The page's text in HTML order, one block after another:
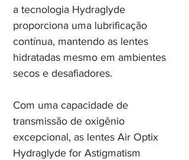
a tecnologia Hydraglyde
proporciona uma lubrificação
contínua, mantendo as lentes
hidratadas mesmo em ambientes
secos e desafiadores.
Com uma capacidade de
transmissão de oxigênio
excepcional, as lentes Air Optix
Hydraglyde for Astigmatism